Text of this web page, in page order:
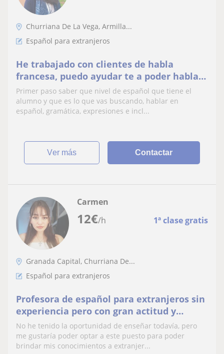
Churriana De La Vega, Armilla...
Español para extranjeros
He trabajado con clientes de habla
francesa, puedo ayudar te a poder hablar
y expresarte en español en tu vida diaria.
¿Empezamos?
Primer paso saber que nivel de español que tiene el
alumno y que es lo que vas buscando, hablar en
español, gramática, expresiones e incl...
ver más Contactar
12€/h 1ª clase gratis
Carmen
Granada Capital, Churriana De...
Español para extranjeros
Profesora de español para extranjeros sin
experiencia pero con gran actitud y
muchas ganas de enseñar y
desenvolverme.
No he tenido la oportunidad de enseñar todavía, pero
me gustaría poder optar a este puesto para poder
brindar mis conocimientos a extranjer...